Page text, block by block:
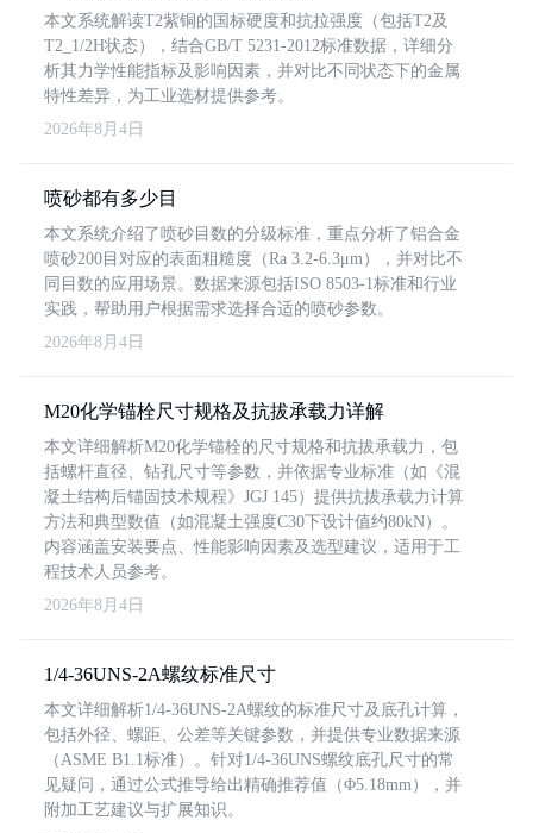
本文系统解读T2紫铜的国标硬度和抗拉强度（包括T2及
T2_1/2H状态），结合GB/T 5231-2012标准数据，详细分
析其力学性能指标及影响因素，并对比不同状态下的金属
特性差异，为工业选材提供参考。
2026年8月4日
喷砂都有多少目
本文系统介绍了喷砂目数的分级标准，重点分析了铝合金
喷砂200目对应的表面粗糙度（Ra 3.2-6.3μm），并对比不
同目数的应用场景。数据来源包括ISO 8503-1标准和行业
实践，帮助用户根据需求选择合适的喷砂参数。
2026年8月4日
M20化学锚栓尺寸规格及抗拔承载力详解
本文详细解析M20化学锚栓的尺寸规格和抗拔承载力，包
括螺杆直径、钻孔尺寸等参数，并依据专业标准（如《混
凝土结构后锚固技术规程》JGJ 145）提供抗拔承载力计算
方法和典型数值（如混凝土强度C30下设计值约80kN）。
内容涵盖安装要点、性能影响因素及选型建议，适用于工
程技术人员参考。
2026年8月4日
1/4-36UNS-2A螺纹标准尺寸
本文详细解析1/4-36UNS-2A螺纹的标准尺寸及底孔计算，
包括外径、螺距、公差等关键参数，并提供专业数据来源
（ASME B1.1标准）。针对1/4-36UNS螺纹底孔尺寸的常
见疑问，通过公式推导给出精确推荐值（Φ5.18mm），并
附加工艺建议与扩展知识。